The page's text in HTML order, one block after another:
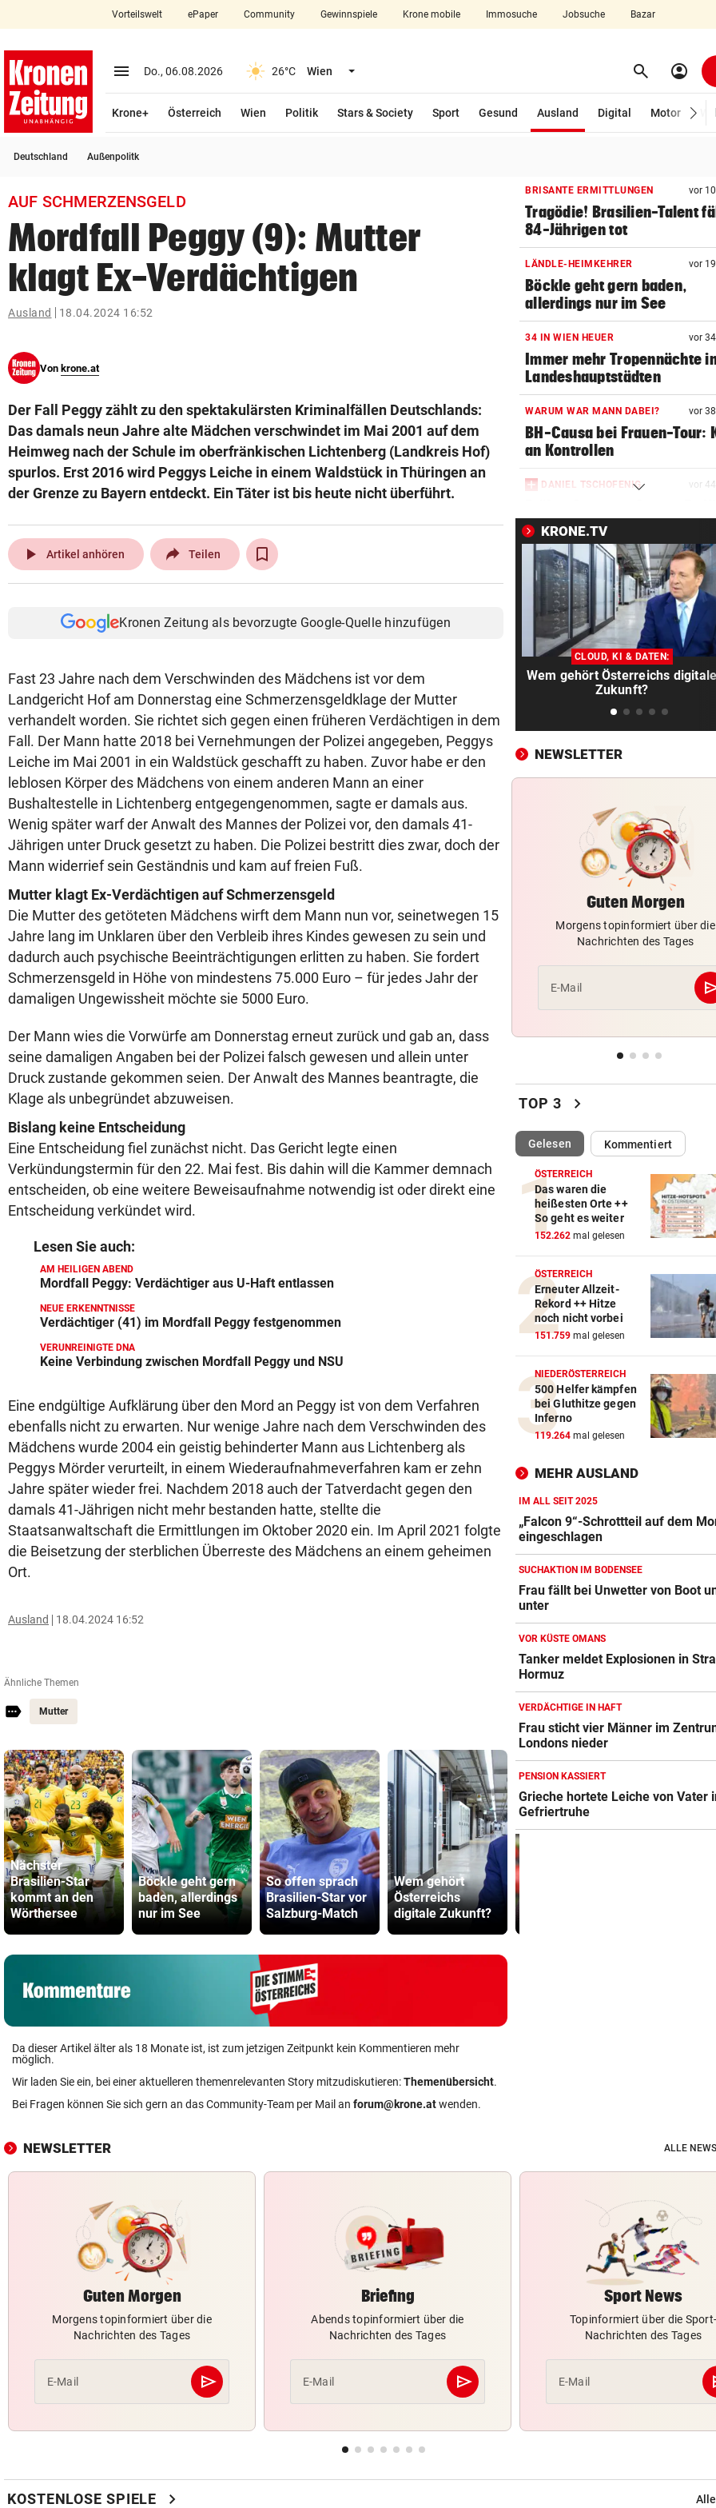
closeSchließen
account_circle Anmelden
arrow_right
bookmark
search
Suchbegriff
eingeben
© Krone Multimedia GmbH & Co KG 2026
Vorteilswelt ePaper Community Gewinnspiele Krone mobile Immosuche Jobsuche Bazar
menu Menü aufklappen
Do., 06.08.2026 26°C Wien Menü aufklappen search Suchen
account_circle
Krone+ Österreich Wien Politik Stars & Society Sport Gesund Ausland
Digital
Motor
Deutschland Außenpolitk
AUF SCHMERZENSGELD
Mordfall Peggy (9): Mutter
klagt Ex-Verdächtigen
Ausland 18.04.2024 16:52
Von krone.at
Der Fall Peggy zählt zu den spektakulärsten Kriminalfällen Deutschlands:
Das damals neun Jahre alte Mädchen verschwindet im Mai 2001 auf dem
Heimweg nach der Schule im oberfränkischen Lichtenberg (Landkreis Hof)
spurlos. Erst 2016 wird Peggys Leiche in einem Waldstück in Thüringen an
der Grenze zu Bayern entdeckt. Ein Täter ist bis heute nicht überführt.
play_arrow Artikel anhören Teilen
Kronen Zeitung als bevorzugte Google-Quelle hinzufügen
Fast 23 Jahre nach dem Verschwinden des Mädchens ist vor dem
Landgericht Hof am Donnerstag eine Schmerzensgeldklage der Mutter
verhandelt worden. Sie richtet sich gegen einen früheren Verdächtigen in dem
Fall. Der Mann hatte 2018 bei Vernehmungen der Polizei angegeben, Peggys
Leiche im Mai 2001 in ein Waldstück geschafft zu haben. Zuvor habe er den
leblosen Körper des Mädchens von einem anderen Mann an einer
Bushaltestelle in Lichtenberg entgegengenommen, sagte er damals aus.
Wenig später warf der Anwalt des Mannes der Polizei vor, den damals 41-
Jährigen unter Druck gesetzt zu haben. Die Polizei bestritt dies zwar, doch der
Mann widerrief sein Geständnis und kam auf freien Fuß.
Mutter klagt Ex-Verdächtigen auf Schmerzensgeld
Die Mutter des getöteten Mädchens wirft dem Mann nun vor, seinetwegen 15
Jahre lang im Unklaren über den Verbleib ihres Kindes gewesen zu sein und
dadurch auch psychische Beeinträchtigungen erlitten zu haben. Sie fordert
Schmerzensgeld in Höhe von mindestens 75.000 Euro – für jedes Jahr der
damaligen Ungewissheit möchte sie 5000 Euro.
Der Mann wies die Vorwürfe am Donnerstag erneut zurück und gab an, dass
seine damaligen Angaben bei der Polizei falsch gewesen und allein unter
Druck zustande gekommen seien. Der Anwalt des Mannes beantragte, die
Klage als unbegründet abzuweisen.
Bislang keine Entscheidung
Eine Entscheidung fiel zunächst nicht. Das Gericht legte einen
Verkündungstermin für den 22. Mai fest. Bis dahin will die Kammer demnach
entscheiden, ob eine weitere Beweisaufnahme notwendig ist oder direkt eine
Entscheidung verkündet wird.
Lesen Sie auch:
AM HEILIGEN ABEND
Mordfall Peggy: Verdächtiger aus U-Haft entlassen
NEUE ERKENNTNISSE
Verdächtiger (41) im Mordfall Peggy festgenommen
VERUNREINIGTE DNA
Keine Verbindung zwischen Mordfall Peggy und NSU
Eine endgültige Aufklärung über den Mord an Peggy ist von dem Verfahren
ebenfalls nicht zu erwarten. Nur wenige Jahre nach dem Verschwinden des
Mädchens wurde 2004 ein geistig behinderter Mann aus Lichtenberg als
Peggys Mörder verurteilt, in einem Wiederaufnahmeverfahren kam er zehn
Jahre später wieder frei. Nachdem 2018 auch der Tatverdacht gegen den
damals 41-Jährigen nicht mehr bestanden hatte, stellte die
Staatsanwaltschaft die Ermittlungen im Oktober 2020 ein. Im April 2021 folgte
die Beisetzung der sterblichen Überreste des Mädchens an einem geheimen
Ort.
Ausland 18.04.2024 16:52
Ähnliche Themen
Mutter
Nächster
Brasilien-Star
kommt an den
Wörthersee
Böckle geht gern
baden, allerdings
nur im See
So offen sprach
Brasilien-Star vor
Salzburg-Match
Wem gehört
Österreichs
digitale Zukunft?
Da dieser Artikel älter als 18 Monate ist, ist zum jetzigen Zeitpunkt kein Kommentieren mehr
möglich.
Wir laden Sie ein, bei einer aktuelleren themenrelevanten Story mitzudiskutieren:Themenübersicht.
Bei Fragen können Sie sich gern an das Community-Team per Mail an forum@krone.atwenden.
BRISANTE ERMITTLUNGEN vor
Tragödie! Brasilien-Talent
84-Jährigen tot
LÄNDLE-HEIMKEHRER vor
Böckle geht gern baden,
allerdings nur im See
34 IN WIEN HEUER vor
Immer mehr Tropennächte
Landeshauptstädten
WARUM WAR MANN DABEI? vor
BH-Causa bei Frauen-Tour:
an Kontrollen
DANIEL TSCHOFENIG vor
verletzungsfrei!“
AUF DER BRENNERSTRECKE vor 44
Paar wurde mit Pkw von der
Autobahn geschleudert
FRAUEN & ZUSAMMENHALT? vor
„Männliche Kollegen sind
nicht das Problem“
Salzburgs Gemeinden
immer weiter aus
„KRONE“-KOLUMNE vor
niemals vermag
IM ALL SEIT 2025 vor
„Falcon 9“-Schrottteil auf
Mond eingeschlagen
SORGE IM WELTCUP-TROSS vor
„Das Skifahren am
bald aufhören!“
vor
sonst sinkt Niveau!“
Frau fällt bei Unwetter von
und geht unter
CHAMPIONS-LEAGUE-TRAUM
„Wir leben noch!“ Sturm zeigt
sich kämpferisch
„KRONE“ TRAF IHN vor
So offen sprach Brasilien-
vor Salzburg-Match
BELASTUNG STEIGT IN NÖ vor 2
300 Tage im Jahr lassen
Allergiker niesen
FIFA UND INFANTINO
Gegenschlag, Wirbel um
und neue Vorwürfe
VOR KÜSTE OMANS vor
Straße von Hormuz
URTEIL GEFALLEN vor
Altacher Kies-Krieg: Gericht
Franz Kopf recht
EXPERTEN WARNEN vor
Hitze gefährdet Gewässer und
heimische Fischwelt
KRONE.TV
CLOUD, KI & DATEN:
Wem gehört Österreichs digitale
Zukunft?
NEWSLETTER
Guten Morgen
Morgens topinformiert über die
Nachrichten des Tages
E-Mail
TOP 3 chevron_right
Gelesen(ausgewählt)Kommentiert
ÖSTERREICH
Das waren die
heißesten Orte ++
So geht es weiter
152.262 mal gelesen
ÖSTERREICH
Erneuter Allzeit-
Rekord ++ Hitze
noch nicht vorbei
151.759 mal gelesen
NIEDERÖSTERREICH
500 Helfer kämpfen
bei Gluthitze gegen
Inferno
119.264 mal gelesen
MEHR AUSLAND
IM ALL SEIT 2025
„Falcon 9“-Schrottteil auf dem
eingeschlagen
SUCHAKTION IM BODENSEE
Frau fällt bei Unwetter von Boot
unter
VOR KÜSTE OMANS
Tanker meldet Explosionen in
Hormuz
VERDÄCHTIGE IN HAFT
Frau sticht vier Männer im
Londons nieder
PENSION KASSIERT
Grieche hortete Leiche von Vater
Gefriertruhe
NEWSLETTER ALLE
Guten Morgen
Morgens topinformiert über die
Nachrichten des Tages
E-Mail send
Abschicken
Briefing
Abends topinformiert über die
Nachrichten des Tages
E-Mail send
Abschicken
Sport News
Topinformiert über die Sport-
Nachrichten des Tages
E-Mail
KOSTENLOSE SPIELE chevron_right